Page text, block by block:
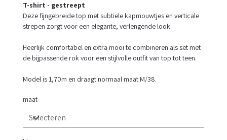
T-shirt - gestreept
Deze fijngebreide top met subtiele kapmouwtjes en verticale
strepen zorgt voor een elegante, verlengende look.
Heerlijk comfortabel en extra mooi te combineren als set met
de bijpassende rok voor een stijlvolle outfit van top tot teen.
Model is 1,70m en draagt normaal maat M/38.
maat